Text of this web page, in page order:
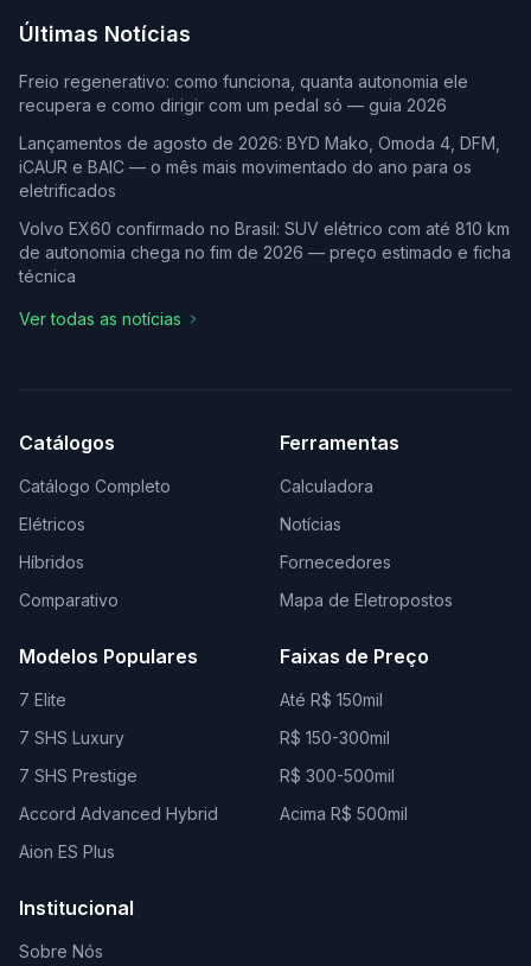
Últimas Notícias
Freio regenerativo: como funciona, quanta autonomia ele
recupera e como dirigir com um pedal só — guia 2026
Lançamentos de agosto de 2026: BYD Mako, Omoda 4, DFM,
iCAUR e BAIC — o mês mais movimentado do ano para os
eletrificados
Volvo EX60 confirmado no Brasil: SUV elétrico com até 810 km
de autonomia chega no fim de 2026 — preço estimado e ficha
técnica
Ver todas as notícias
Catálogos
Catálogo Completo
Elétricos
Híbridos
Comparativo
Ferramentas
Calculadora
Notícias
Fornecedores
Mapa de Eletropostos
Modelos Populares
7 Elite
7 SHS Luxury
7 SHS Prestige
Accord Advanced Hybrid
Aion ES Plus
Faixas de Preço
Até R$ 150mil
R$ 150-300mil
R$ 300-500mil
Acima R$ 500mil
Institucional
Sobre Nós